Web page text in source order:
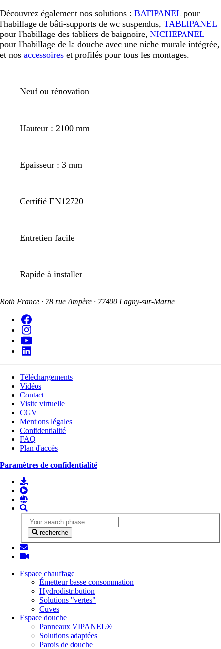
Découvrez également nos solutions : BATIPANEL pour
l'habillage de bâti-supports de wc suspendus, TABLIPANEL
pour l'habillage des tabliers de baignoire, NICHEPANEL
pour l'habillage de la douche avec une niche murale intégrée,
et nos accessoires et profilés pour tous les montages.
Neuf ou rénovation
Hauteur : 2100 mm
Epaisseur : 3 mm
Certifié EN12720
Entretien facile
Rapide à installer
Roth France · 78 rue Ampère · 77400 Lagny-sur-Marne
Téléchargements
Vidéos
Contact
Visite virtuelle
CGV
Mentions légales
Confidentialité
FAQ
Plan d'accès
Paramètres de confidentialité
recherche
Espace chauffage
Émetteur basse consommation
Hydrodistribution
Solutions "vertes"
Cuves
Espace douche
Panneaux VIPANEL®
Solutions adaptées
Parois de douche